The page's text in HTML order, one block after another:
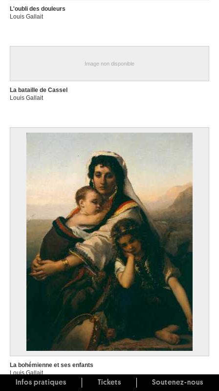
L'oubli des douleurs
Louis Gallait
Image non disponible
La bataille de Cassel
Louis Gallait
La bohémienne et ses enfants
Louis Gallait
Infos pratiques Tickets Soutenez-nous